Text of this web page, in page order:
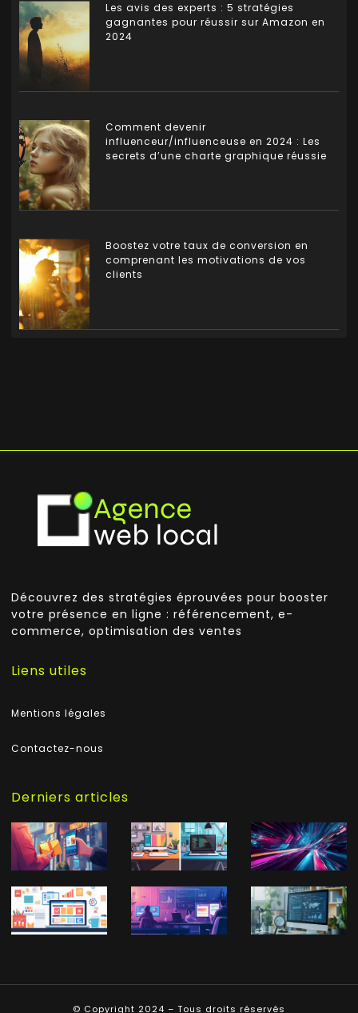
Les avis des experts : 5 stratégies
gagnantes pour réussir sur Amazon en
2024
Comment devenir
influenceur/influenceuse en 2024 : Les
secrets d’une charte graphique réussie
Boostez votre taux de conversion en
comprenant les motivations de vos
clients
Découvrez des stratégies éprouvées pour booster
votre présence en ligne : référencement, e-
commerce, optimisation des ventes
Liens utiles
Mentions légales
Contactez-nous
Derniers articles
© Copyright 2024 – Tous droits réservés